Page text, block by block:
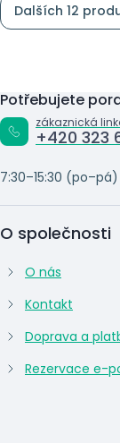
Dalších 12
Potřebujete
zákaznická
+420 323
7:30–15:30 (po–pá)
O společnosti
O nás
Kontakt
Doprava a
Rezervace e-